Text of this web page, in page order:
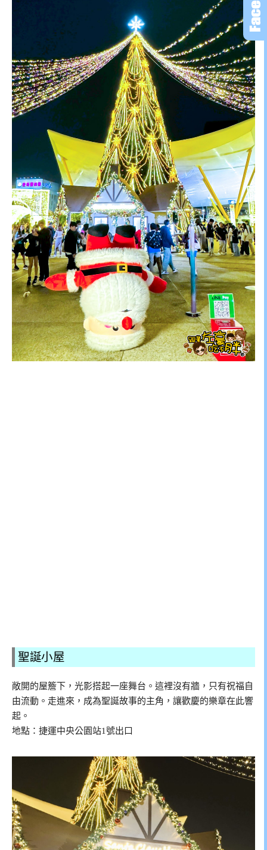
聖誕小屋
敞開的屋簷下，光影搭起一座舞台。這裡沒有牆，只有祝福自
由流動。走進來，成為聖誕故事的主角，讓歡慶的樂章在此響
起。
地點：捷運中央公園站1號出口